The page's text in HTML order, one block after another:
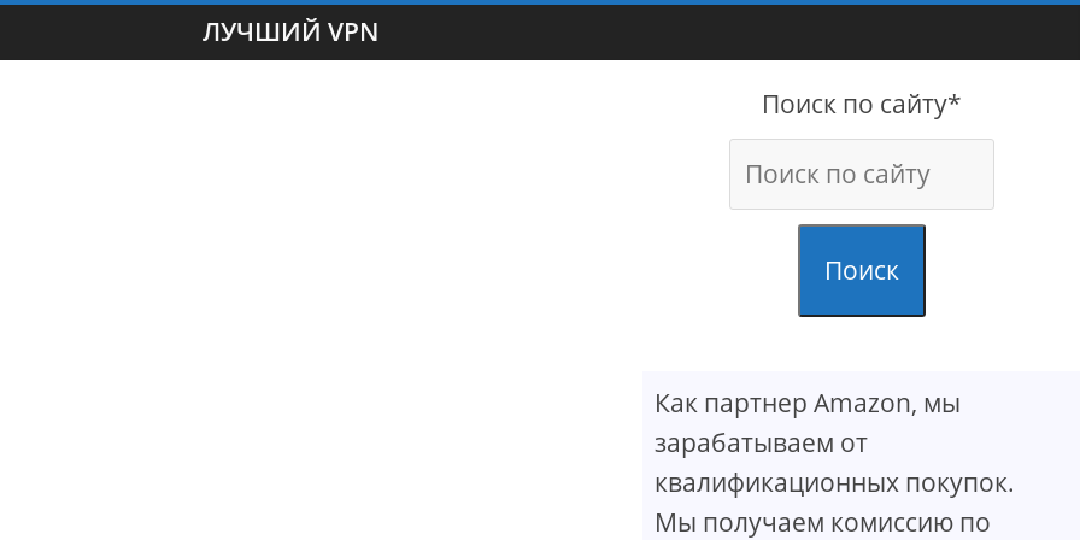
ЛУЧШИЙ VPN
Поиск по сайту*
Поиск
Как партнер Amazon, мы
зарабатываем от
квалификационных покупок.
Мы получаем комиссию по